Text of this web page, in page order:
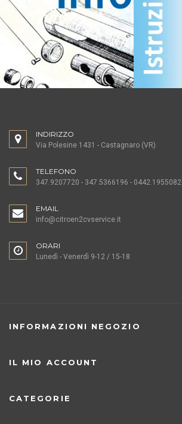
INDIRIZZO
Via Polesine 1431 - Castagnaro (VR)
TELEFONO
347.9207720 - 347.5366196 - 0442.1955082
EMAIL
info@citroen2cvservice.it
ORARI
Lunedì - Venerdì 9-12 / 15-18
INFORMAZIONI NEGOZIO
IL MIO ACCOUNT
CATEGORIE